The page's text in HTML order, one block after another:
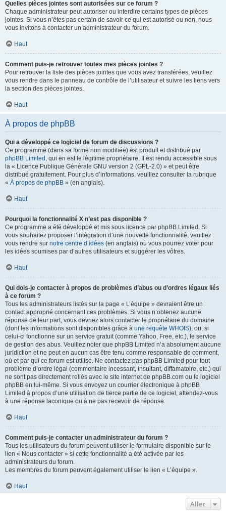
Quelles pièces jointes sont autorisées sur ce forum ?
Chaque administrateur peut autoriser ou interdire certains types de pièces
jointes. Si vous n’êtes pas certain de savoir ce qui est autorisé ou non, nous
vous invitons à contacter un administrateur du forum.
Haut
Comment puis-je retrouver toutes mes pièces jointes ?
Pour retrouver la liste des pièces jointes que vous avez transférées, veuillez
vous rendre dans le panneau de contrôle de l’utilisateur et suivre les liens vers
la section des pièces jointes.
Haut
À propos de phpBB
Qui a développé ce logiciel de forum de discussions ?
Ce programme (dans sa forme non modifiée) est produit et distribué par
phpBB Limited , qui en est le légitime propriétaire. Il est rendu accessible sous
la « Licence Publique Générale GNU version 2 (GPL-2.0) » et peut être
distribué gratuitement. Pour plus d’informations, veuillez consulter la rubrique
« À propos de phpBB » (en anglais).
Haut
Pourquoi la fonctionnalité X n’est pas disponible ?
Ce programme a été développé et mis sous licence par phpBB Limited. Si
vous souhaitez proposer l’intégration d’une nouvelle fonctionnalité, veuillez
vous rendre sur notre centre d’idées (en anglais) où vous pourrez voter pour
les idées soumises par d’autres utilisateurs et suggérer les vôtres.
Haut
Qui dois-je contacter à propos de problèmes d’abus ou d’ordres légaux liés
à ce forum ?
Tous les administrateurs listés sur la page « L’équipe » devraient être un
contact approprié concernant ces problèmes. Si vous n’obtenez aucune
réponse de leur part, vous devriez alors contacter le propriétaire du domaine
(dont les informations sont disponibles grâce à une requête WHOIS), ou, si
celui-ci fonctionne sur un service gratuit (comme Yahoo, Free, etc.), le service
de gestion des abus. Veuillez noter que phpBB Limited n’a absolument aucune
juridiction et ne peut en aucun cas être tenu comme responsable de comment,
où et par qui ce forum est utilisé. Ne contactez pas phpBB Limited pour tout
problème d’ordre légal (commentaire incessant, insultant, diffamatoire, etc.) qui
ne sont pas directement reliés avec le site internet de phpBB.com ou le logiciel
phpBB en lui-même. Si vous envoyez un courrier électronique à phpBB
Limited à propos d’une utilisation de tierce partie de ce logiciel, attendez-vous
à une réponse laconique ou à ne pas recevoir de réponse.
Haut
Comment puis-je contacter un administrateur du forum ?
Tous les utilisateurs du forum peuvent utiliser le formulaire disponible sur le
lien « Nous contacter » si cette fonctionnalité a été activée par les
administrateurs du forum.
Les membres du forum peuvent également utiliser le lien « L’équipe ».
Haut
Aller